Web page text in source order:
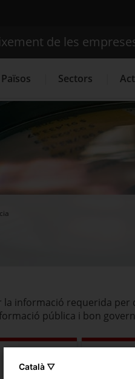
de les
Països Sectors
informació requerida per
pública i bon govern
Català ▽